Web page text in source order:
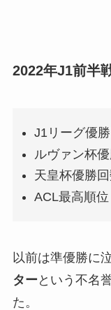
2022年J1前半
J1リーグ優
ルヴァン杯
天皇杯優勝
ACL最高順
以前は準優勝に
ター という不名
た。